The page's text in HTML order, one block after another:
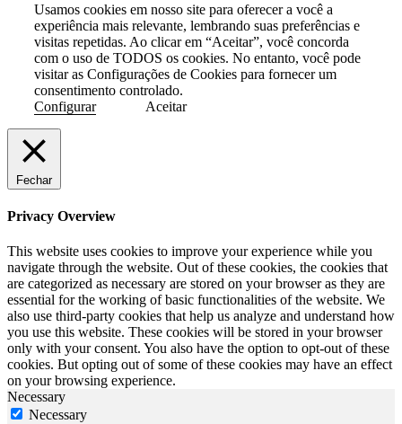
Usamos cookies em nosso site para oferecer a você a
experiência mais relevante, lembrando suas preferências e
visitas repetidas. Ao clicar em “Aceitar”, você concorda
com o uso de TODOS os cookies. No entanto, você pode
visitar as Configurações de Cookies para fornecer um
consentimento controlado.
Configurar
Aceitar
Fechar
Privacy Overview
This website uses cookies to improve your experience while you
navigate through the website. Out of these cookies, the cookies that
are categorized as necessary are stored on your browser as they are
essential for the working of basic functionalities of the website. We
also use third-party cookies that help us analyze and understand how
you use this website. These cookies will be stored in your browser
only with your consent. You also have the option to opt-out of these
cookies. But opting out of some of these cookies may have an effect
on your browsing experience.
Necessary
Necessary